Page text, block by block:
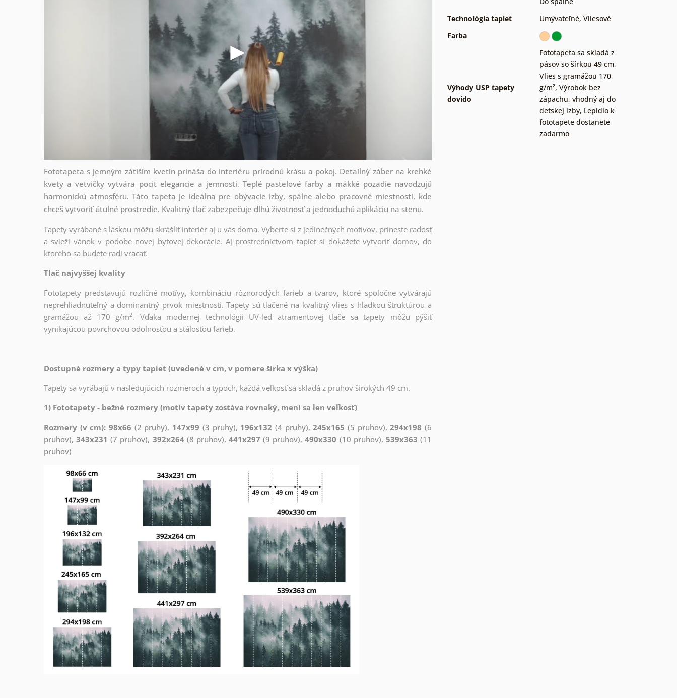
Fototapeta s jemným zátiším kvetín prináša do interiéru prírodnú krásu a pokoj. Detailný záber na krehké
kvety a vetvičky vytvára pocit elegancie a jemnosti. Teplé pastelové farby a mäkké pozadie navodzujú
harmonickú atmosféru. Táto tapeta je ideálna pre obývacie izby, spálne alebo pracovné miestnosti, kde
chceš vytvoriť útulné prostredie. Kvalitný tlač zabezpečuje dlhú životnosť a jednoduchú aplikáciu na stenu.
Tapety vyrábané s láskou môžu skrášliť interiér aj u vás doma. Vyberte si z jedinečných motívov, prineste radosť
a svieži vánok v podobe novej bytovej dekorácie. Aj prostredníctvom tapiet si dokážete vytvoriť domov, do
ktorého sa budete radi vracať.
Tlač najvyššej kvality
Fototapety predstavujú rozličné motívy, kombináciu rôznorodých farieb a tvarov, ktoré spoločne vytvárajú
neprehliadnuteľný a dominantný prvok miestnosti. Tapety sú tlačené na kvalitný vlies s hladkou štruktúrou a
gramážou až 170 g/m2. Vďaka modernej technológii UV-led atramentovej tlače sa tapety môžu pýšiť
vynikajúcou povrchovou odolnosťou a stálosťou farieb.
Dostupné rozmery a typy tapiet (uvedené v cm, v pomere šírka x výška)
Tapety sa vyrábajú v nasledujúcich rozmeroch a typoch, každá veľkosť sa skladá z pruhov širokých 49 cm.
1) Fototapety - bežné rozmery (motív tapety zostáva rovnaký, mení sa len veľkosť)
Rozmery (v cm): 98x66 (2 pruhy), 147x99 (3 pruhy), 196x132 (4 pruhy),245x165 (5 pruhov),294x198 (6
pruhov),343x231 (7 pruhov), 392x264(8 pruhov),441x297 (9 pruhov),490x330 (10 pruhov), 539x363 (11
pruhov)
Technológia tapiet
Umývateľné, Vliesové
Farba
Výhody USP tapety
dovido
Fototapeta sa skladá z
pásov so šírkou 49 cm,
Vlies s gramážou 170
g/m², Výrobok bez
zápachu, vhodný aj do
detskej izby, Lepidlo k
fototapete dostanete
zadarmo